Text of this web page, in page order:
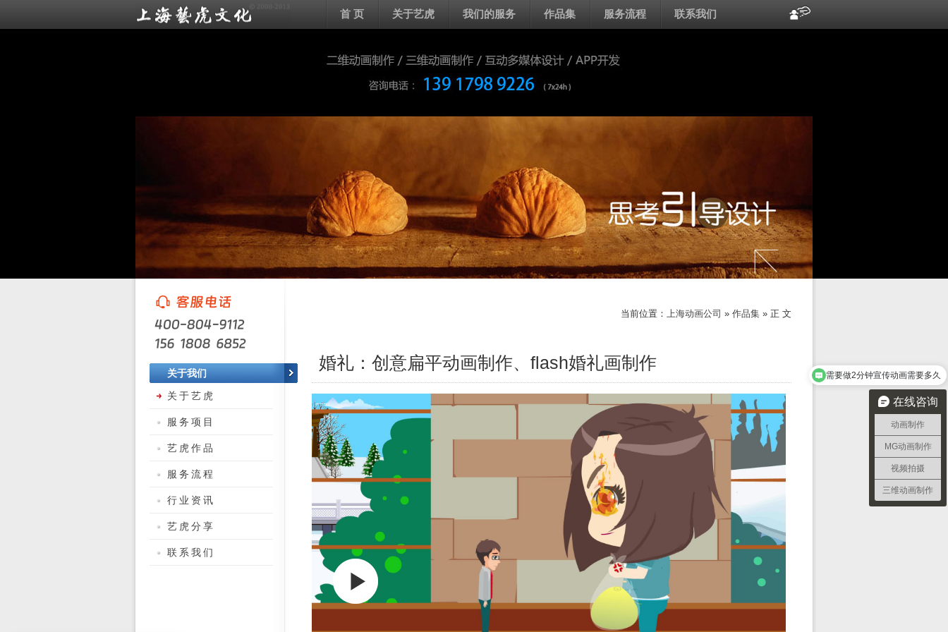
首 页 关于艺虎 我们的服务 作品集 服务流程 联系我们
当前位置： 上海动画公司 » 作品集 » 正 文
婚礼：创意扁平动画制作、flash婚礼画制作
关于我们
关于艺虎
服务项目
艺虎作品
服务流程
行业资讯
艺虎分享
联系我们
在线咨询
动画制作
MG动画制作
视频拍摄
三维动画制作
需要做2分钟宣传动画需要多久